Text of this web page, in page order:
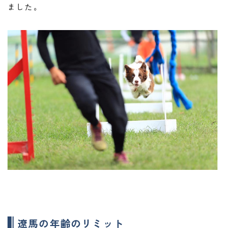
ました。
遼馬の年齢のリミット